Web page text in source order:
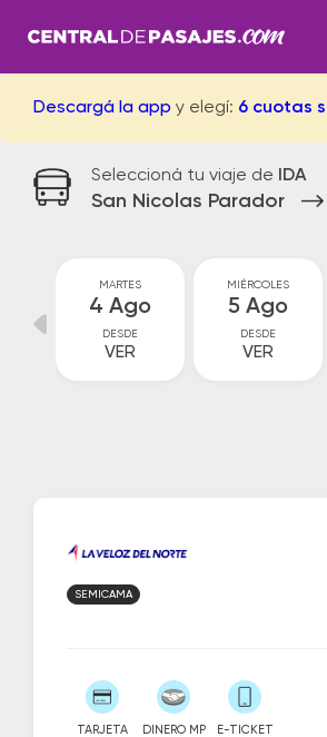
Descargá la app y elegí: 6 cuotas
Seleccioná tu viaje de IDA
San Nicolas Parador
MARTES
4 Ago
DESDE
VER
MIÉRCOLES
5 Ago
DESDE
VER
SEMICAMA
TARJETA DINERO MP E-TICKET